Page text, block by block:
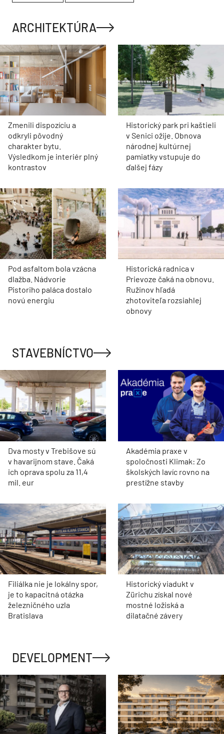
ARCHITEKTÚRA
Zmenili dispozíciu a
odkryli pôvodný
charakter bytu.
Výsledkom je interiér plný
kontrastov
Historický park pri kaštieli
v Senici ožije. Obnova
národnej kultúrnej
pamiatky vstupuje do
ďalšej fázy
Pod asfaltom bola vzácna
dlažba. Nádvorie
Pistoriho paláca dostalo
novú energiu
Historická radnica v
Prievoze čaká na obnovu.
Ružinov hľadá
zhotoviteľa rozsiahlej
obnovy
STAVEBNÍCTVO
Dva mosty v Trebišove sú
v havarijnom stave. Čaká
ich oprava spolu za 11,4
mil. eur
Akadémia praxe v
spoločnosti Klimak: Zo
školských lavíc rovno na
prestížne stavby
Filiálka nie je lokálny spor,
je to kapacitná otázka
železničného uzla
Bratislava
Historický viadukt v
Zürichu získal nové
mostné ložiská a
dilatačné závery
DEVELOPMENT